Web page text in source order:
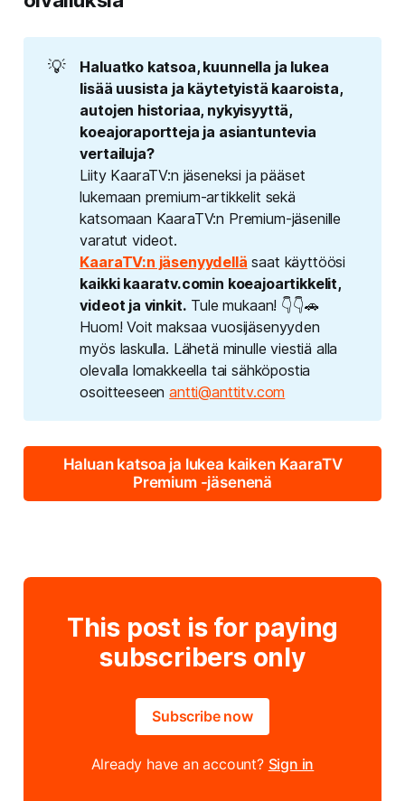
💡
Haluatko katsoa, kuunnella ja lukea
lisää uusista ja käytetyistä kaaroista,
autojen historiaa, nykyisyyttä,
koeajoraportteja ja asiantuntevia
vertailuja?
Liity KaaraTV:n jäseneksi ja pääset
lukemaan premium-artikkelit sekä
katsomaan KaaraTV:n Premium-jäsenille
varatut videot.
KaaraTV:n jäsenyydellä saat käyttöösi
kaikki kaaratv.comin koeajoartikkelit,
videot ja vinkit. Tule mukaan! 👇👇🚗
Huom! Voit maksaa vuosijäsenyyden
myös laskulla. Lähetä minulle viestiä alla
olevalla lomakkeella tai sähköpostia
osoitteeseenantti@anttitv.com
Haluan katsoa ja lukea kaiken KaaraTV
Premium -jäsenenä
This post is for paying
subscribers only
Subscribe now
Already have an account? Sign in